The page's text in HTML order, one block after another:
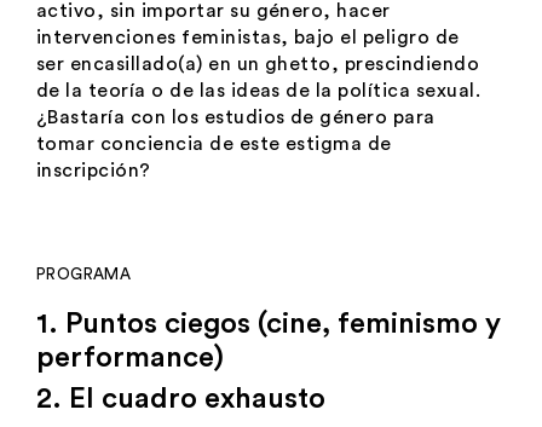
activo, sin importar su género, hacer
intervenciones feministas, bajo el peligro de
ser encasillado(a) en un ghetto, prescindiendo
de la teoría o de las ideas de la política sexual.
¿Bastaría con los estudios de género para
tomar conciencia de este estigma de
inscripción?
PROGRAMA
1. Puntos ciegos (cine, feminismo y
performance)
2. El cuadro exhausto